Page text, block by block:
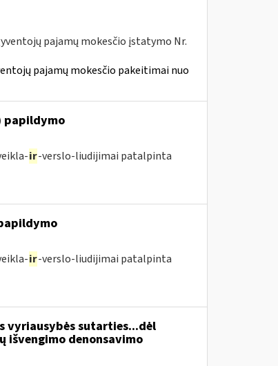
pajamų mokesčio įstatymo Nr.
pajamų mokesčio pakeitimai nuo
papildymo
ir-verslo-liudijimai patalpinta
ir-verslo-liudijimai patalpinta
vyriausybės sutarties...dėl
denonsavimo